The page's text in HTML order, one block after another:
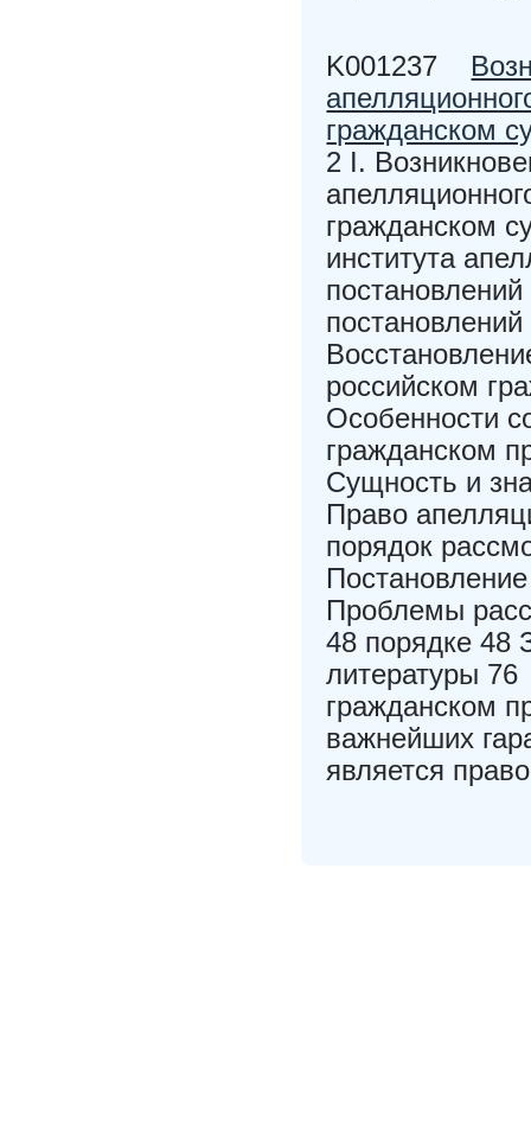
K001237
гражданском
2 I.
гражданском
института
российском
Особенности
гражданском
Сущность и
Право
порядок
Проблемы
48 порядке 48
литературы
гражданском
важнейших
является